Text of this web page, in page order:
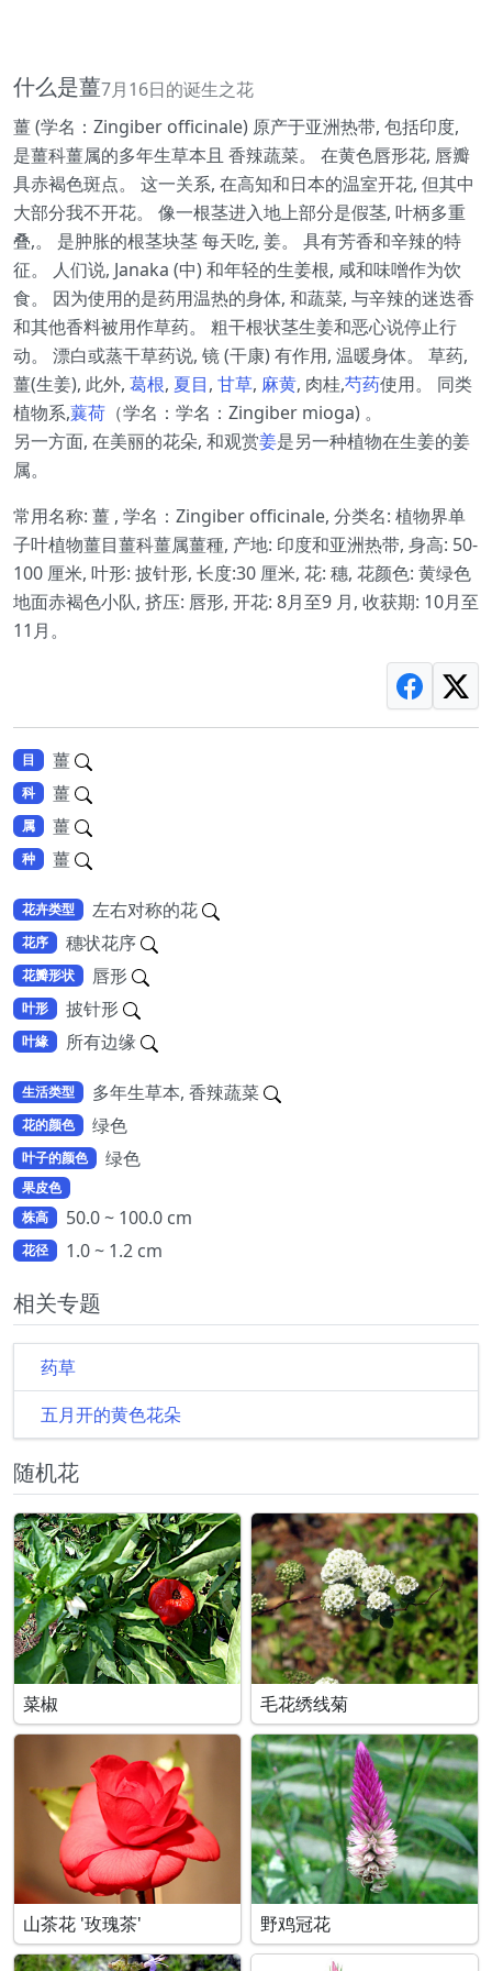
什么是薑7月16日的诞生之花
薑 (学名：Zingiber officinale) 原产于亚洲热带, 包括印度,
是薑科薑属的多年生草本且 香辣蔬菜。 在黄色唇形花, 唇瓣
具赤褐色斑点。 这一关系, 在高知和日本的温室开花, 但其中
大部分我不开花。 像一根茎进入地上部分是假茎, 叶柄多重
叠,。 是肿胀的根茎块茎 每天吃, 姜。 具有芳香和辛辣的特
征。 人们说, Janaka (中) 和年轻的生姜根, 咸和味噌作为饮
食。 因为使用的是药用温热的身体, 和蔬菜, 与辛辣的迷迭香
和其他香料被用作草药。 粗干根状茎生姜和恶心说停止行
动。 漂白或蒸干草药说, 镜 (干康) 有作用, 温暖身体。 草药,
薑(生姜), 此外, 葛根, 夏目, 甘草, 麻黄, 肉桂,芍药使用。 同类
植物系,蘘荷 （学名：学名：Zingiber mioga) 。
另一方面, 在美丽的花朵, 和观赏姜是另一种植物在生姜的姜
属。
常用名称: 薑 , 学名：Zingiber officinale, 分类名: 植物界单
子叶植物薑目薑科薑属薑種, 产地: 印度和亚洲热带, 身高: 50-
100 厘米, 叶形: 披针形, 长度:30 厘米, 花: 穗, 花颜色: 黄绿色
地面赤褐色小队, 挤压: 唇形, 开花: 8月至9 月, 收获期: 10月至
11月。
目 薑
科 薑
属 薑
种 薑
花卉类型 左右对称的花
花序 穗状花序
花瓣形状 唇形
叶形 披针形
叶緣 所有边缘
生活类型 多年生草本, 香辣蔬菜
花的颜色 绿色
叶子的颜色 绿色
果皮色
株高
50.0 ~ 100.0 cm
花径 1.0 ~ 1.2 cm
相关专题
药草
五月开的黄色花朵
随机花
菜椒 毛花绣线菊
山茶花 '玫瑰茶' 野鸡冠花